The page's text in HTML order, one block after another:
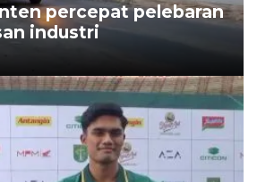
percepat pelebaran
industri